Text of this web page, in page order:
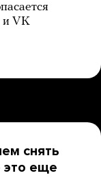
и VK
снять
это еще